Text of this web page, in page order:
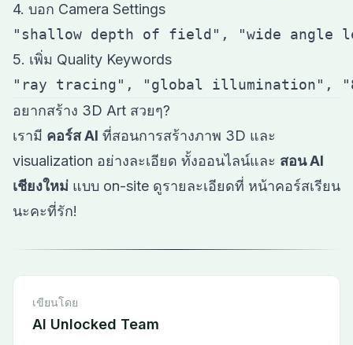
4. บอก Camera Settings
5. เพิ่ม Quality Keywords
อยากสร้าง 3D Art สวยๆ?
เรามี คอร์ส AI ที่สอนการสร้างภาพ 3D และ
visualization อย่างละเอียด ทั้งออนไลน์และ สอน AI
เชียงใหม่ แบบ on-site ดูรายละเอียดที่ หน้าคอร์สเรียน
นะคะที่รัก!
เขียนโดย
AI Unlocked Team